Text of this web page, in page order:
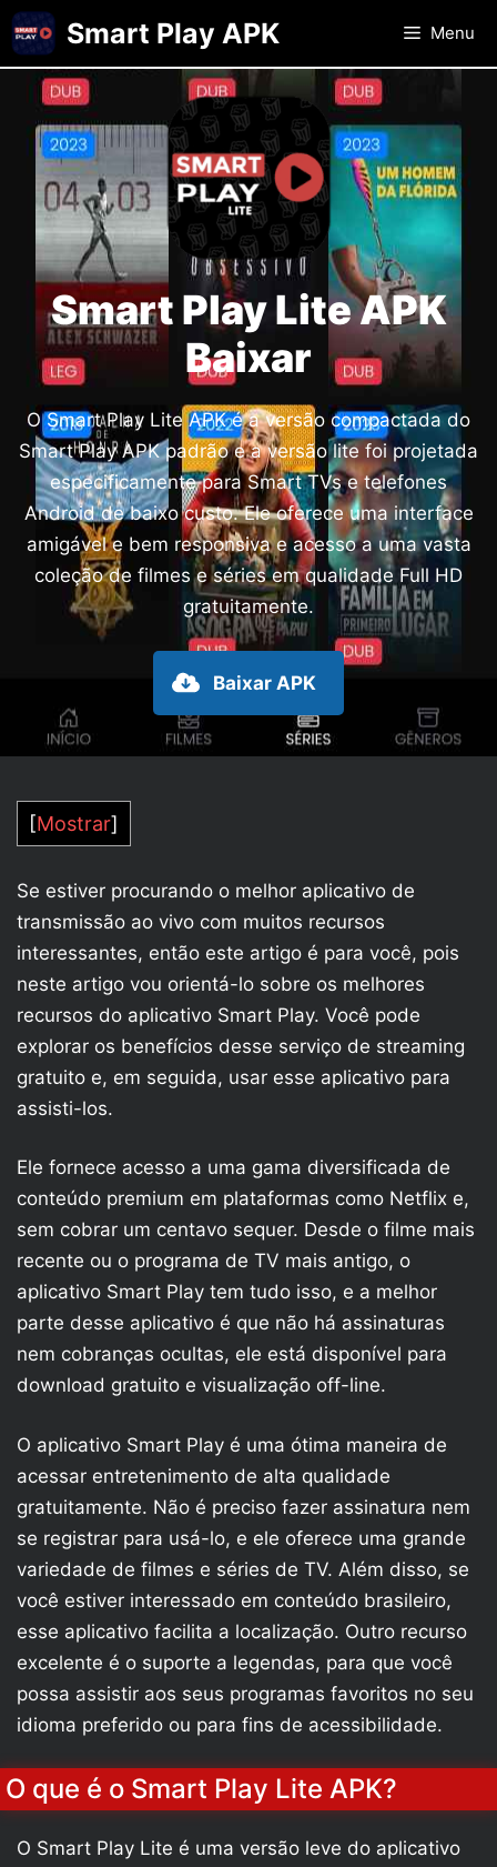
Skip
to
content
Smart Play APK Menu
Smart Play Lite APK
Baixar
O Smart Play Lite APK é a versão compactada do
Smart Play APK padrão e a versão lite foi projetada
especificamente para Smart TVs e telefones
Android de baixo custo. Ele oferece uma interface
amigável e bem responsiva e acesso a uma vasta
coleção de filmes e séries em qualidade Full HD
gratuitamente.
Baixar APK
[Mostrar]
Se estiver procurando o melhor aplicativo de
transmissão ao vivo com muitos recursos
interessantes, então este artigo é para você, pois
neste artigo vou orientá-lo sobre os melhores
recursos do aplicativo Smart Play. Você pode
explorar os benefícios desse serviço de streaming
gratuito e, em seguida, usar esse aplicativo para
assisti-los.
Ele fornece acesso a uma gama diversificada de
conteúdo premium em plataformas como Netflix e,
sem cobrar um centavo sequer. Desde o filme mais
recente ou o programa de TV mais antigo, o
aplicativo Smart Play tem tudo isso, e a melhor
parte desse aplicativo é que não há assinaturas
nem cobranças ocultas, ele está disponível para
download gratuito e visualização off-line.
O aplicativo Smart Play é uma ótima maneira de
acessar entretenimento de alta qualidade
gratuitamente. Não é preciso fazer assinatura nem
se registrar para usá-lo, e ele oferece uma grande
variedade de filmes e séries de TV. Além disso, se
você estiver interessado em conteúdo brasileiro,
esse aplicativo facilita a localização. Outro recurso
excelente é o suporte a legendas, para que você
possa assistir aos seus programas favoritos no seu
idioma preferido ou para fins de acessibilidade.
O que é o Smart Play Lite APK?
O Smart Play Lite é uma versão leve do aplicativo